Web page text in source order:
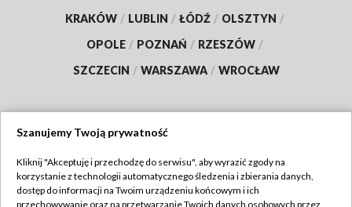
KRAKÓW / LUBLIN / ŁÓDŹ / OLSZTYN /
OPOLE / POZNAŃ / RZESZÓW /
SZCZECIN / WARSZAWA / WROCŁAW
TVP
Szanujemy Twoją prywatność
Kliknij "Akceptuję i przechodzę do serwisu", aby wyrazić zgody na
korzystanie z technologii automatycznego śledzenia i zbierania danych,
dostęp do informacji na Twoim urządzeniu końcowym i ich
przechowywanie oraz na przetwarzanie Twoich danych osobowych przez